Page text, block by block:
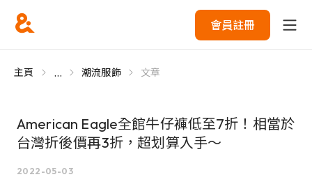
會員註冊
主頁 ... 潮流服飾 文章
American Eagle全館牛仔褲低至7折！相當於
台灣折後價再3折，超划算入手～
2022-05-03